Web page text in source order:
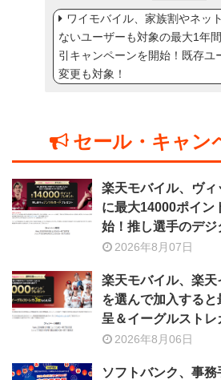
ワイモバイル、家族割やネッ
ないユーザーも対象の最大1年
引キャンペーンを開始！既存ユ
変更も対象！
セール・キャン
楽天モバイル、ヴ
に最大14000ポイン
始！推し選手のデジ
2026年8月07日
楽天モバイル、楽
を選んで加入する
呈＆イーグルストレ
2026年8月06日
ソフトバンク、事